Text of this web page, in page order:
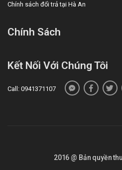
Chính sách đổi trả tại Hà An
Chính Sách
Kết Nối Với Chúng Tôi
Call: 0941371107
2016 @ Bản quyền